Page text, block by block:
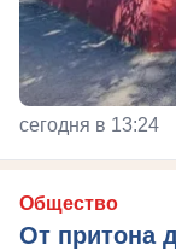
сегодня в 13:24
Общество
От притона